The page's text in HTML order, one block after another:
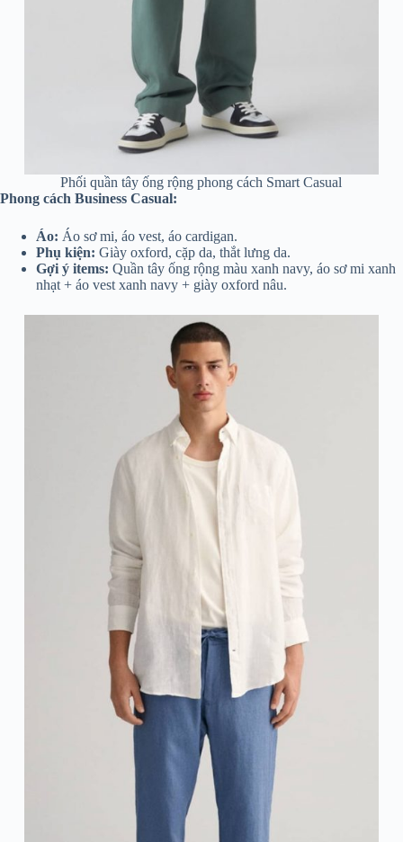
Phối quần tây ống rộng phong cách Smart Casual
Phong cách Business Casual:
Áo: Áo sơ mi, áo vest, áo cardigan.
Phụ kiện: Giày oxford, cặp da, thắt lưng da.
Gợi ý items: Quần tây ống rộng màu xanh navy, áo sơ mi xanh
nhạt + áo vest xanh navy + giày oxford nâu.